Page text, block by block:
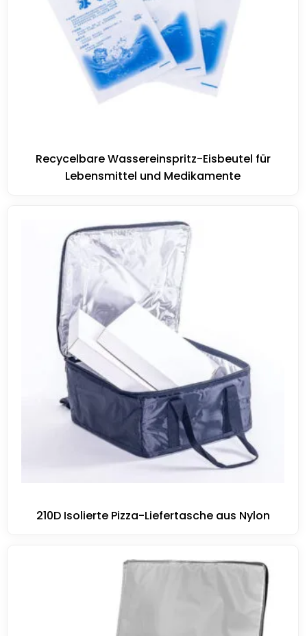
Recycelbare Wassereinspritz-Eisbeutel für
Lebensmittel und Medikamente
210D Isolierte Pizza-Liefertasche aus Nylon